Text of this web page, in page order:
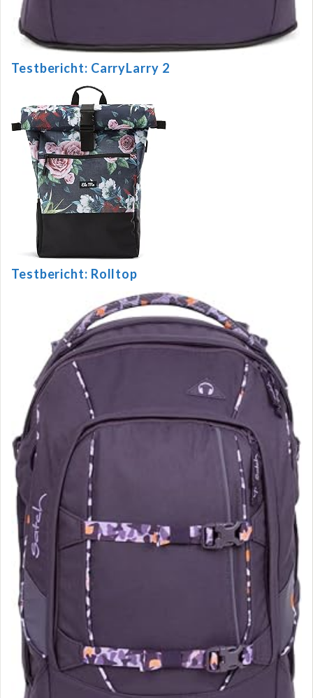
Testbericht: CarryLarry 2
Testbericht: Rolltop